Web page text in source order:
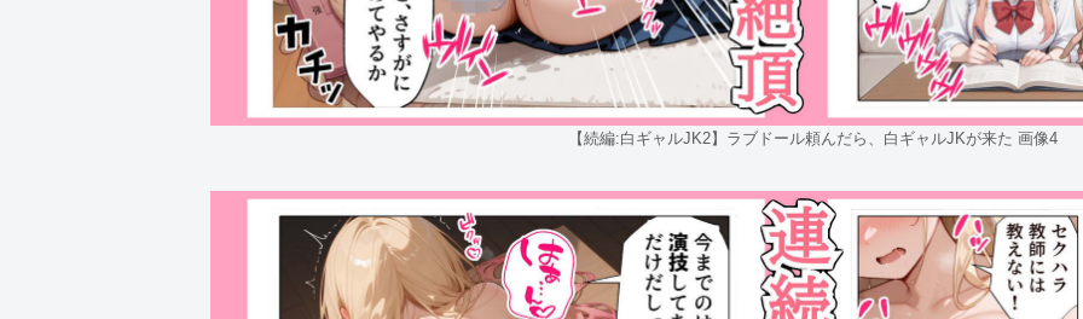
【続編:白ギャルJK2】ラブドール頼んだら、白ギャルJKが来た 画像4